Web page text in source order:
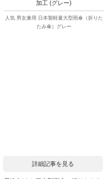
加工 (グレー)
人気 男女兼用 日本製軽量大型雨傘（折りた
たみ傘）グレー
詳細記事を見る